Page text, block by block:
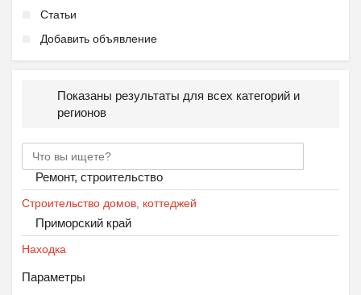
Статьи
Добавить объявление
Показаны результаты для всех категорий и
регионов
Ремонт, строительство
Строительство домов, коттеджей
Приморский край
Находка
Параметры